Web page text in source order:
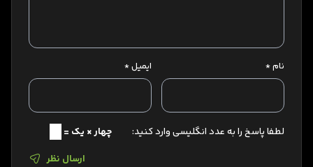
نام* ایمیل*
لطفا پاسخ را به عدد انگلیسی وارد کنید:
چهار × یک =
ارسال نظر